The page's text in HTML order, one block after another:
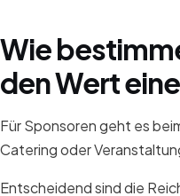
Wie
den Wert
Für Sponsoren geht es
Catering oder
Entscheidend sind die